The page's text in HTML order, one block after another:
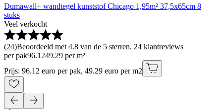
Dumawall+ wandtegel kunststof Chicago 1,95m² 37,5x65cm 8
stuks
Veel verkocht
(24)Beoordeeld met 4.8 van de 5 sterren, 24 klantreviews
per pak96.1249.29 per m²
Prijs: 96.12 euro per pak, 49.29 euro per m2